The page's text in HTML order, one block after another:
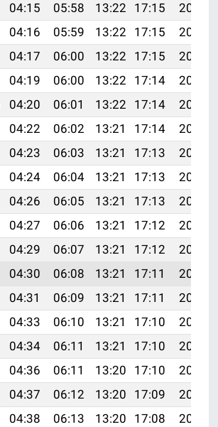
04:15 05:58 13:22 17:15
20:36
04:16 05:59 13:22 17:15
20:35
04:17 06:00 13:22 17:15
20:34
04:19 06:00 13:22 17:14
20:33
04:20 06:01 13:22 17:14
20:32
04:22 06:02 13:21 17:14
20:31
04:23 06:03 13:21 17:13
20:30
04:24 06:04 13:21 17:13
20:29
04:26 06:05 13:21 17:13
20:28
04:27 06:06 13:21 17:12
20:27
04:29 06:07 13:21 17:12
20:25
04:30 06:08 13:21 17:11
20:24
04:31 06:09 13:21 17:11
20:23
04:33 06:10 13:21 17:10
20:22
04:34 06:11 13:21 17:10
20:21
04:36 06:11 13:20 17:10
20:19
04:37 06:12 13:20 17:09
20:18
04:38 06:13 13:20 17:08
20:17